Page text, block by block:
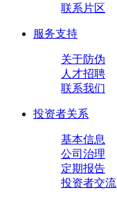
联系片区
服务支持
关于防伪
人才招聘
联系我们
投资者关系
基本信息
公司治理
定期报告
投资者交流